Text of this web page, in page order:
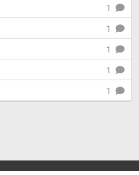
1
1
1
1
1